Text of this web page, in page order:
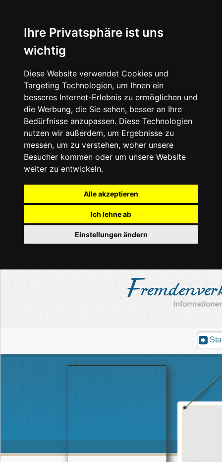
Ihre Privatsphäre ist uns
wichtig
Diese Website verwendet Cookies und
Targeting Technologien, um Ihnen ein
besseres Internet-Erlebnis zu ermöglichen und
die Werbung, die Sie sehen, besser an Ihre
Bedürfnisse anzupassen. Diese Technologien
nutzen wir außerdem, um Ergebnisse zu
messen, um zu verstehen, woher unsere
Besucher kommen oder um unsere Website
weiter zu entwickeln.
Alle akzeptieren
Ich lehne ab
Einstellungen ändern